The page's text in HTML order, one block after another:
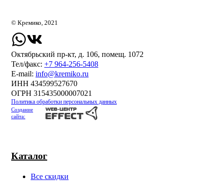
Каталог
Все скидки
© Кремико, 2021
Октябрьский пр-кт, д. 106, помещ. 1072
Тел/факс: +7 964-256-5408
Е-mail: info@kremiko.ru
ИНН 434599527670
ОГРН 315435000007021
Политика обработки персональных данных
Создание
сайта: